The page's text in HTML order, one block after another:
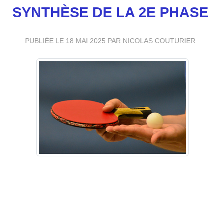
SYNTHÈSE DE LA 2E PHASE
PUBLIÉE LE 18 MAI 2025 PAR NICOLAS COUTURIER